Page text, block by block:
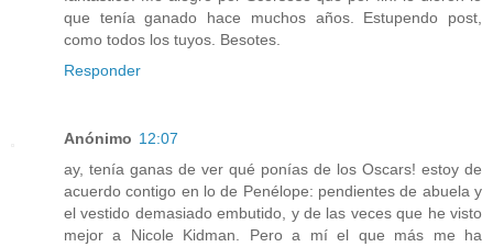
que tenía ganado hace muchos años. Estupendo post,
como todos los tuyos. Besotes.
Responder
Anónimo 12:07
ay, tenía ganas de ver qué ponías de los Oscars! estoy de
acuerdo contigo en lo de Penélope: pendientes de abuela y
el vestido demasiado embutido, y de las veces que he visto
mejor a Nicole Kidman. Pero a mí el que más me ha